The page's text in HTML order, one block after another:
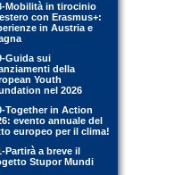
Mobilità in tirocinio
con Erasmus+:
in Austria e
Guida sui
della
Youth
nel 2026
Together in Action
evento annuale del
europeo per il clima!
Partirà a breve il
Stupor Mundi